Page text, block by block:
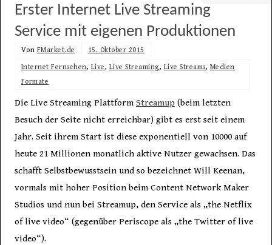
Erster Internet Live Streaming
Service mit eigenen Produktionen
Von FMarket.de 15. Oktober 2015
Internet Fernsehen, Live, Live Streaming, Live Streams, Medien
Formate
Die Live Streaming Plattform Streamup (beim letzten
Besuch der Seite nicht erreichbar) gibt es erst seit einem
Jahr. Seit ihrem Start ist diese exponentiell von 10000 auf
heute 21 Millionen monatlich aktive Nutzer gewachsen. Das
schafft Selbstbewusstsein und so bezeichnet Will Keenan,
vormals mit hoher Position beim Content Network Maker
Studios und nun bei Streamup, den Service als „the Netflix
of live video“ (gegenüber Periscope als „the Twitter of live
video“).